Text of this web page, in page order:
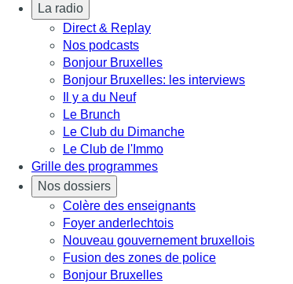
La radio
Direct & Replay
Nos podcasts
Bonjour Bruxelles
Bonjour Bruxelles: les interviews
Il y a du Neuf
Le Brunch
Le Club du Dimanche
Le Club de l'Immo
Grille des programmes
Nos dossiers
Colère des enseignants
Foyer anderlechtois
Nouveau gouvernement bruxellois
Fusion des zones de police
Bonjour Bruxelles